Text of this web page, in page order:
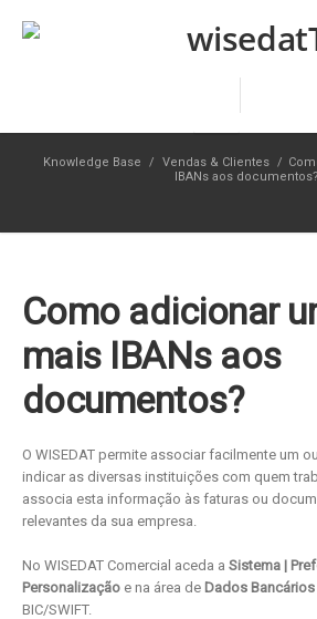
Knowledge Base / Vendas & Clientes /
IBANs aos documentos?
Como adicionar
mais IBANs aos
documentos?
O WISEDAT permite associar facilmente um
indicar as diversas instituições com quem
associa esta informação às faturas ou
relevantes da sua empresa.
No WISEDAT Comercial aceda a Sistema |
Personalização e na área de Dados Bancários
BIC/SWIFT.